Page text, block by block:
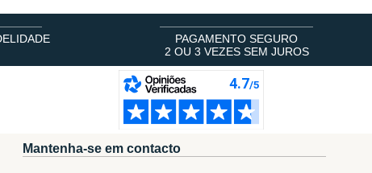
PAGAMENTO SEGURO
2 OU 3 VEZES SEM JUROS
Mantenha-se em contacto